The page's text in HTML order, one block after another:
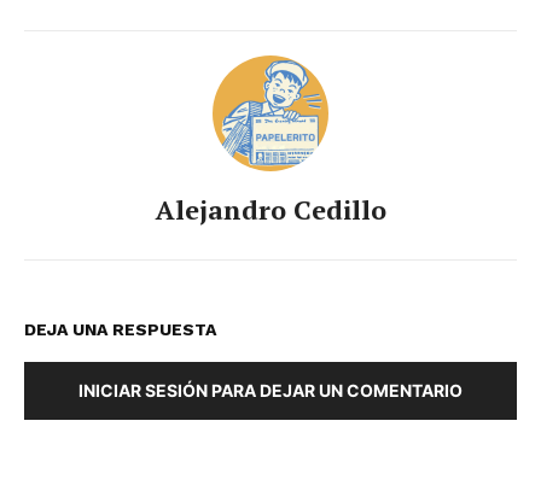
Alejandro Cedillo
DEJA UNA RESPUESTA
INICIAR SESIÓN PARA DEJAR UN COMENTARIO